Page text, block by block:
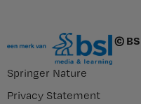
©
Springer Nature
Privacy Statement